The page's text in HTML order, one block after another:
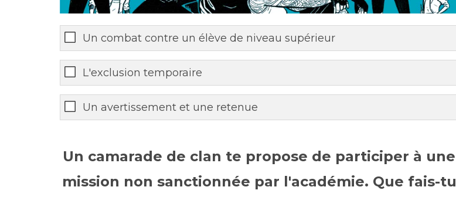
Un combat contre un élève de niveau supérieur
L'exclusion temporaire
Un avertissement et une retenue
Un camarade de clan te propose de participer à une
mission non sanctionnée par l'académie. Que fais-tu